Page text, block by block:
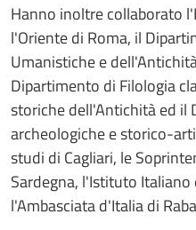
Hanno inoltre collaborato
l'Oriente di Roma, il
Umanistiche e
Dipartimento di Filologia
storiche dell'Antichità ed il
archeologiche e storico-
studi di Cagliari, le
Sardegna, l'Istituto Italiano
l'Ambasciata d'Italia di